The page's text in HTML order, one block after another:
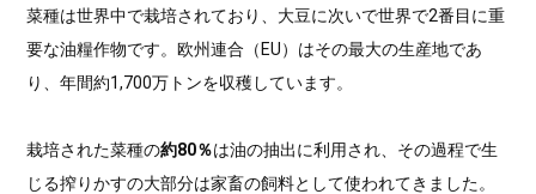
菜種は世界中で栽培されており、大豆に次いで世界で2番目に重
要な油糧作物です。欧州連合（EU）はその最大の生産地であ
り、年間約1,700万トンを収穫しています。
栽培された菜種の約80％は油の抽出に利用され、その過程で生
じる搾りかすの大部分は家畜の飼料として使われてきました。